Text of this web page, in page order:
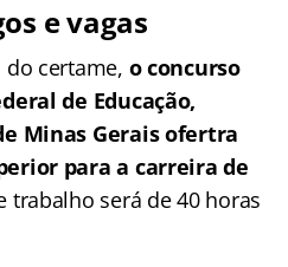
e vagas
certame, o concurso
de Educação,
Minas Gerais ofertra
para a carreira de
trabalho será de 40 horas